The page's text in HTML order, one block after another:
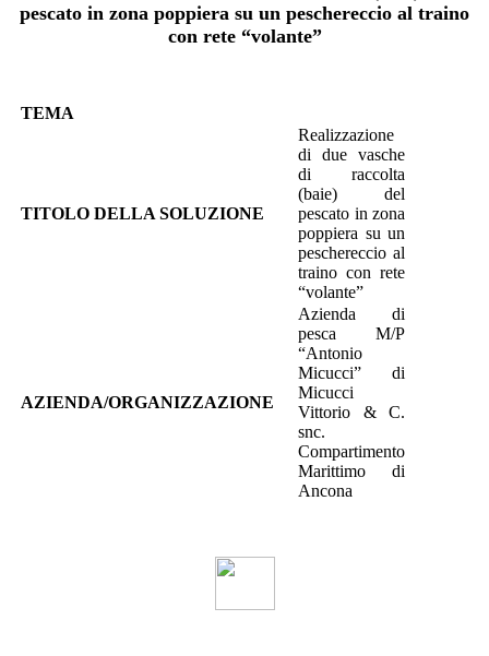
pescato in zona poppiera su un peschereccio al traino
con rete “volante”
TEMA
TITOLO DELLA SOLUZIONE
Realizzazione
di due vasche
di raccolta
(baie) del
pescato in zona
poppiera su un
peschereccio al
traino con rete
“volante”
AZIENDA/ORGANIZZAZIONE
Azienda di
pesca M/P
“Antonio
Micucci” di
Micucci
Vittorio & C.
snc.
Compartimento
Marittimo di
Ancona